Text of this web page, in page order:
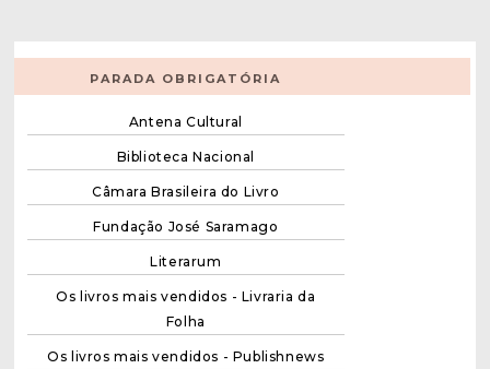
PARADA OBRIGATÓRIA
Antena Cultural
Biblioteca Nacional
Câmara Brasileira do Livro
Fundação José Saramago
Literarum
Os livros mais vendidos - Livraria da
Folha
Os livros mais vendidos - Publishnews